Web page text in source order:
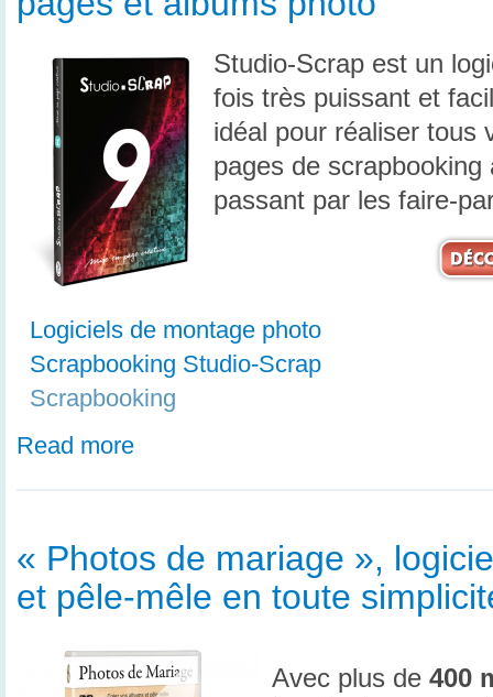
Studio-Scrap est un
fois très puissant et
idéal pour réaliser tous
pages de
passant par les faire-
Logiciels de montage photo
Scrapbooking Studio-Scrap
Scrapbooking
Read more
« Photos de mariage »,
et pêle-mêle en toute
Avec plus de 400